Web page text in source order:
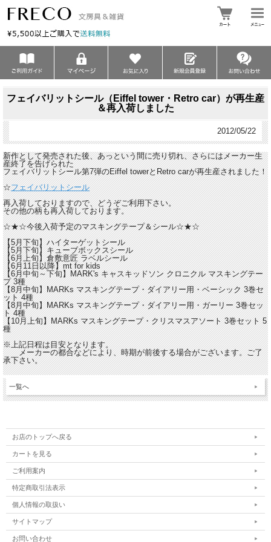
フェイバリットシール（Eiffel tower・Retro car）が再生産
＆再入荷しました
2012/05/22
新作として発売された後、あっという間に売り切れ、さらにはメーカー生
産終了を告げられた
フェイバリットシール第7弾のEiffel towerとRetro carが再生産されました！
☆フェイバリットシール
再入荷しておりますので、どうぞご利用下さい。
その他の柄も再入荷しております。
☆★☆今後入荷予定のマスキングテープ＆シール☆★☆
【5月下旬】ハイターゲットシール
【5月下旬】キューブボックスシール
【6月上旬】倉敷意匠 ラベルシール
【6月11日以降】mt for kids
【6月中旬～下旬】MARK's キャスキッドソン クロニクル マスキングテー
プ 3種
【8月中旬】MARKs マスキングテープ・ダイアリー用・ベーシック 3巻セ
ット 4種
【8月中旬】MARKs マスキングテープ・ダイアリー用・ガーリー 3巻セッ
ト 4種
【10月上旬】MARKs マスキングテープ・クリスマスアソート 3巻セット 5
種
※上記日程は目安となります。
メーカーの都合などにより、時期が前後する場合がございます。ご了
承下さい。
一覧へ
お店のトップへ戻る
カートを見る
ご利用案内
特定商取引法表示
個人情報の取扱い
サイトマップ
お問い合わせ